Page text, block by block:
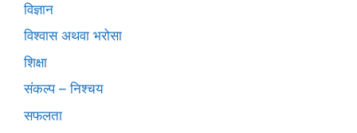
विज्ञान
विश्वास अथवा भरोसा
शिक्षा
संकल्प – निश्चय
सफलता